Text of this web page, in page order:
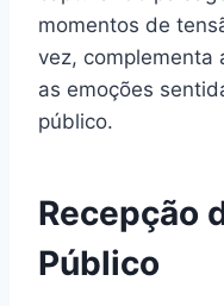
momentos de
vez, complementa
as emoções
público.
Recepção
Público